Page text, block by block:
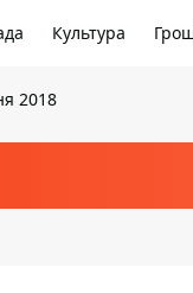
Культура
2018